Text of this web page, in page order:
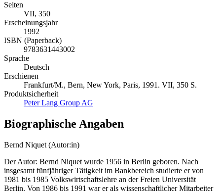
Seiten
VII, 350
Erscheinungsjahr
1992
ISBN (Paperback)
9783631443002
Sprache
Deutsch
Erschienen
Frankfurt/M., Bern, New York, Paris, 1991. VII, 350 S.
Produktsicherheit
Peter Lang Group AG
Biographische Angaben
Bernd Niquet (Autor:in)
Der Autor: Bernd Niquet wurde 1956 in Berlin geboren. Nach
insgesamt fünfjähriger Tätigkeit im Bankbereich studierte er von
1981 bis 1985 Volkswirtschaftslehre an der Freien Universität
Berlin. Von 1986 bis 1991 war er als wissenschaftlicher Mitarbeiter